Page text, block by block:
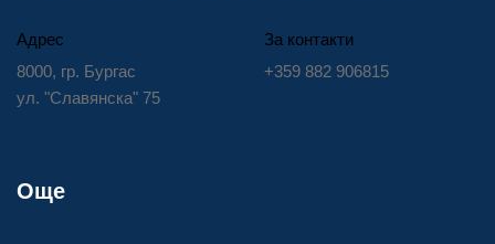
Адрес
8000, гр. Бургас
ул. "Славянска" 75
За контакти
+359 882 906815
Още